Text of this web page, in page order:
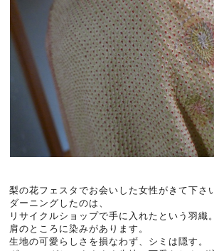
梨の花フェスタでお会いした女性がきて下さ
ダーニングしたのは、
リサイクルショップで手に入れたという羽織。
肩のところに染みがあります。
生地の可愛らしさを損なわず、シミは隠す。